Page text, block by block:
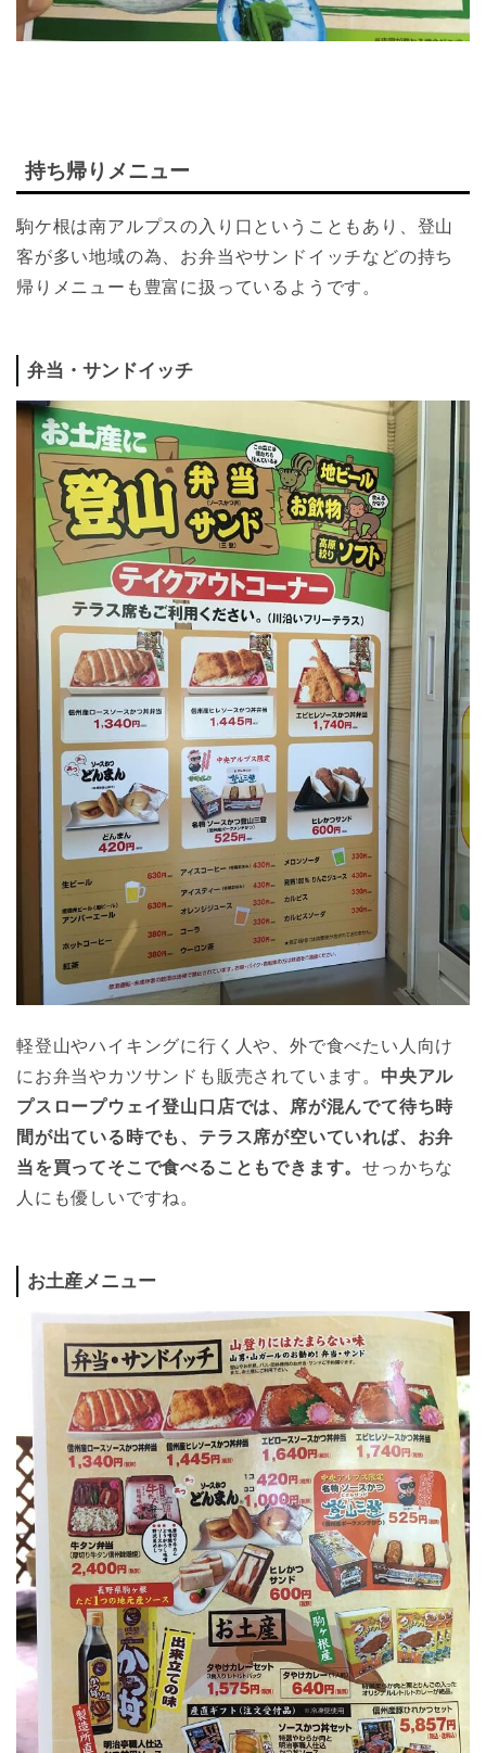
持ち帰りメニュー
駒ケ根は南アルプスの入り口ということもあり、登山
客が多い地域の為、お弁当やサンドイッチなどの持ち
帰りメニューも豊富に扱っているようです。
弁当・サンドイッチ
軽登山やハイキングに行く人や、外で食べたい人向け
にお弁当やカツサンドも販売されています。 中央アル
プスロープウェイ登山口店では、席が混んでて待ち時
間が出ている時でも、テラス席が空いていれば、お弁
当を買ってそこで食べることもできます。せっかちな
人にも優しいですね。
お土産メニュー